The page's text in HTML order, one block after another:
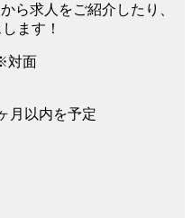
ら求人をご紹介したり、
ます！
対面
月以内を予定